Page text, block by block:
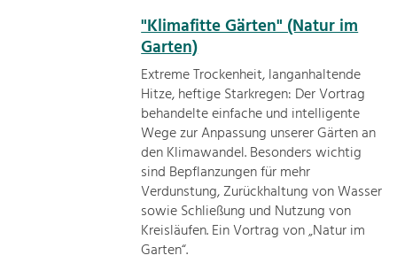
"Klimafitte Gärten" (Natur im
Garten)
Extreme Trockenheit, langanhaltende
Hitze, heftige Starkregen: Der Vortrag
behandelte einfache und intelligente
Wege zur Anpassung unserer Gärten an
den Klimawandel. Besonders wichtig
sind Bepflanzungen für mehr
Verdunstung, Zurückhaltung von Wasser
sowie Schließung und Nutzung von
Kreisläufen. Ein Vortrag von „Natur im
Garten“.